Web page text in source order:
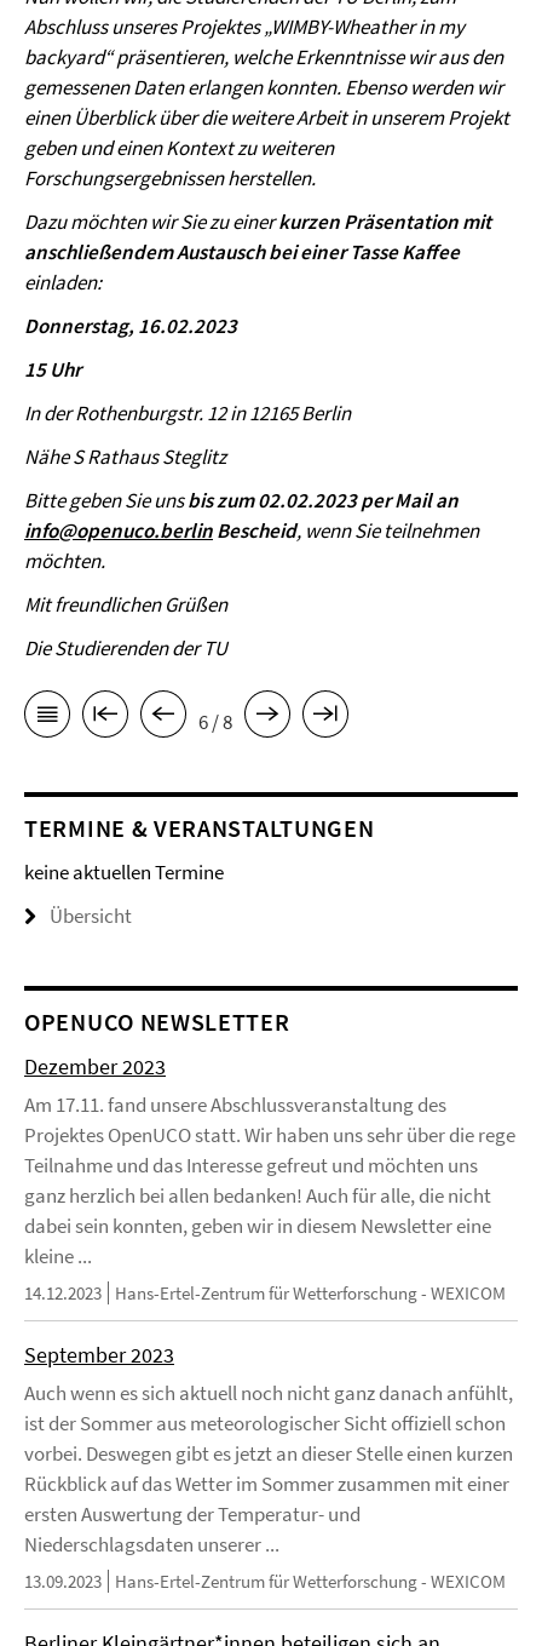
Abschluss unseres Projektes „WIMBY-Wheather in my
backyard“ präsentieren, welche Erkenntnisse wir aus den
gemessenen Daten erlangen konnten. Ebenso werden wir
einen Überblick über die weitere Arbeit in unserem Projekt
geben und einen Kontext zu weiteren
Forschungsergebnissen herstellen.
Dazu möchten wir Sie zu einerkurzen Präsentation mit
anschließendem Austausch bei einer Tasse Kaffee
einladen:
Donnerstag, 16.02.2023
15 Uhr
In der Rothenburgstr. 12 in 12165 Berlin
Nähe S Rathaus Steglitz
Bitte geben Sie unsbis zum 02.02.2023 per Mail an
info@openuco.berlinBescheid, wenn Sie teilnehmen
möchten.
Mit freundlichen Grüßen
Die Studierenden der TU
6 / 8
TERMINE & VERANSTALTUNGEN
keine aktuellen Termine
Übersicht
OPENUCO NEWSLETTER
Dezember 2023
Am 17.11. fand unsere Abschlussveranstaltung des
Projektes OpenUCO statt. Wir haben uns sehr über die rege
Teilnahme und das Interesse gefreut und möchten uns
ganz herzlich bei allen bedanken! Auch für alle, die nicht
dabei sein konnten, geben wir in diesem Newsletter eine
kleine ...
14.12.2023 Hans-Ertel-Zentrum für Wetterforschung - WEXICOM
September 2023
Auch wenn es sich aktuell noch nicht ganz danach anfühlt,
ist der Sommer aus meteorologischer Sicht offiziell schon
vorbei. Deswegen gibt es jetzt an dieser Stelle einen kurzen
Rückblick auf das Wetter im Sommer zusammen mit einer
ersten Auswertung der Temperatur- und
Niederschlagsdaten unserer ...
13.09.2023 Hans-Ertel-Zentrum für Wetterforschung - WEXICOM